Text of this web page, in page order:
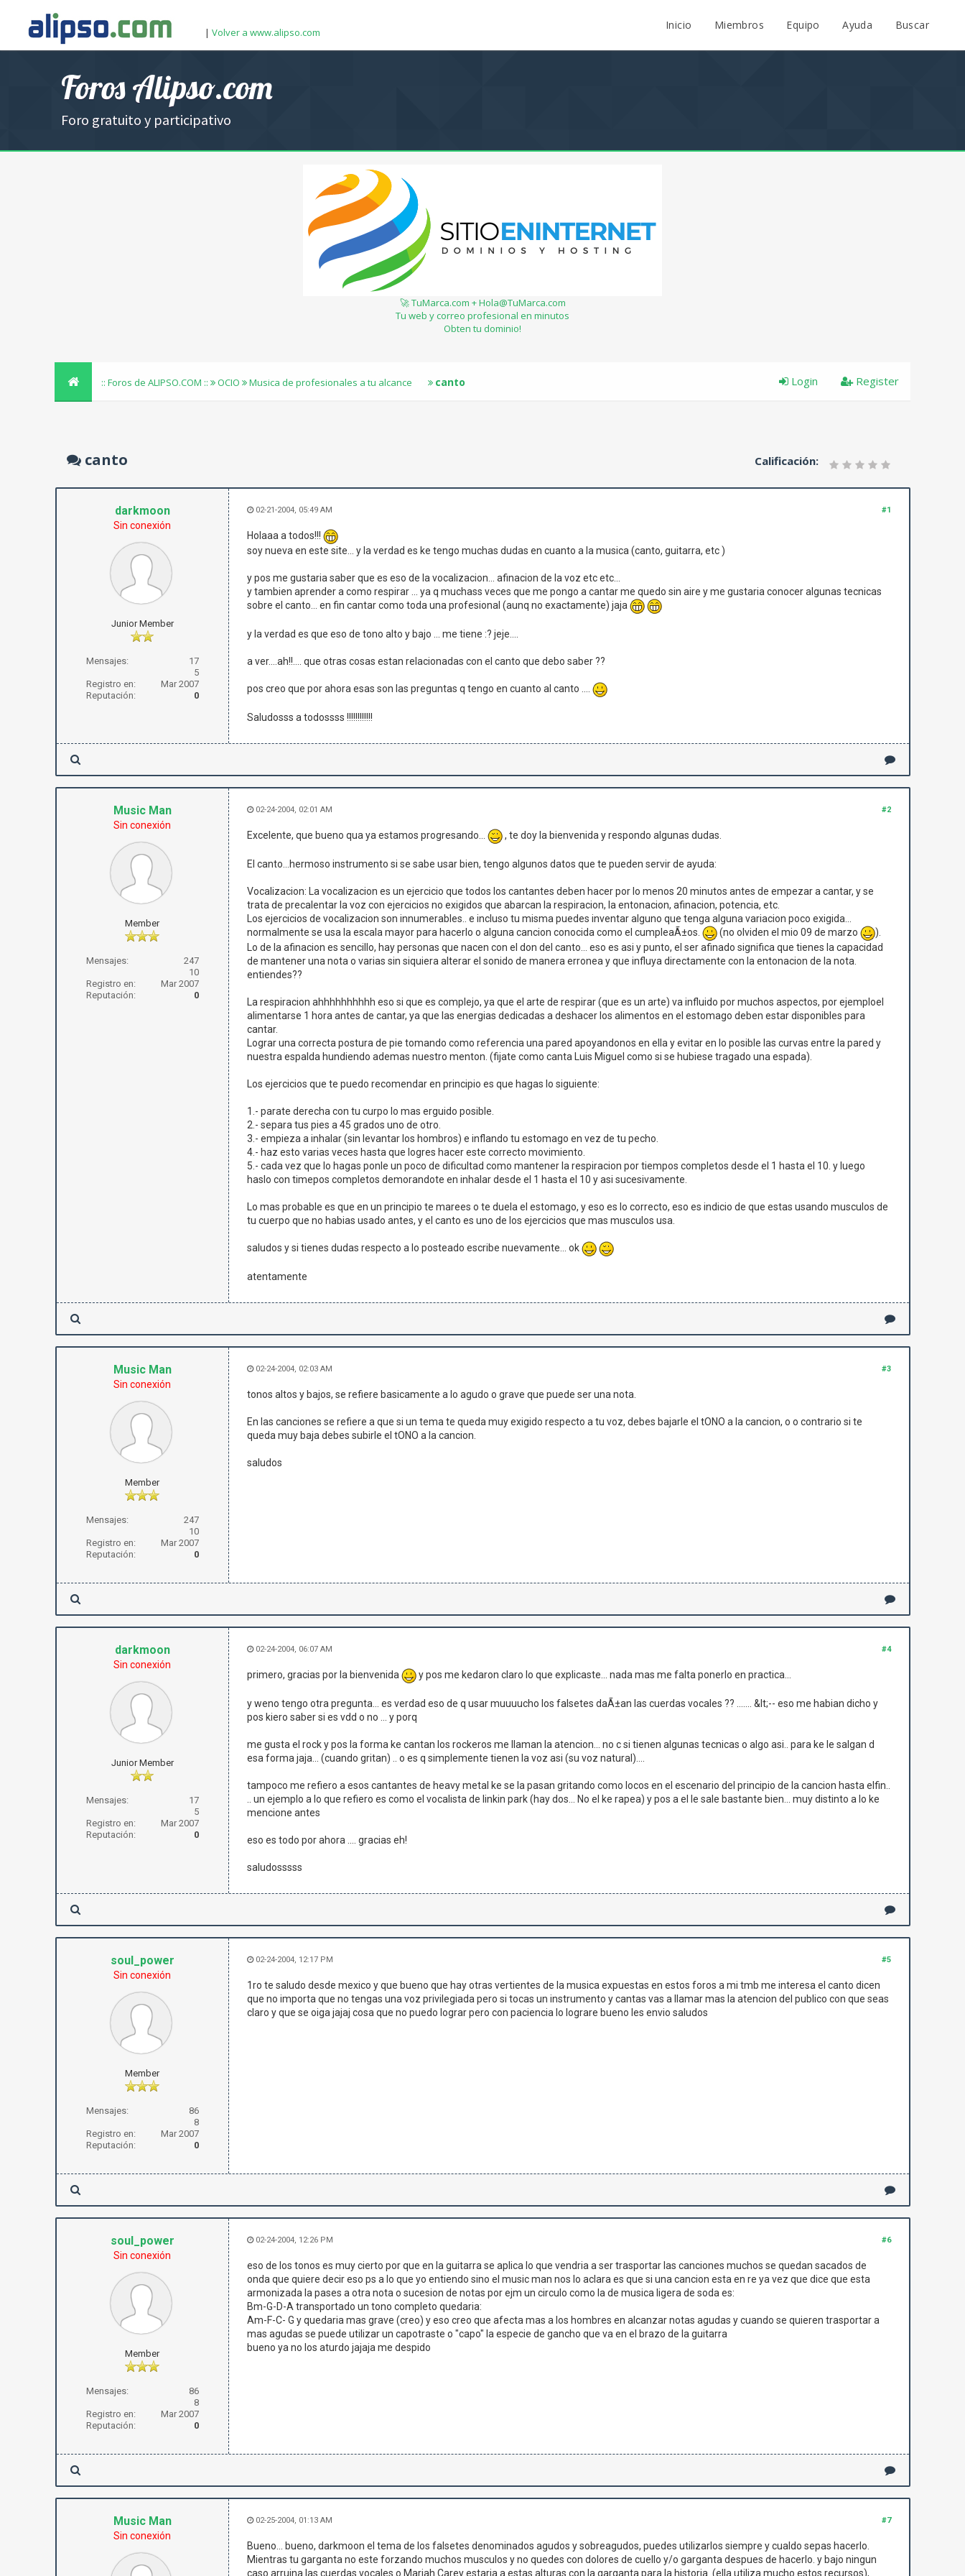
| Volver a www.alipso.com
Inicio Miembros Equipo Ayuda Buscar
Foros Alipso.com
Foro gratuito y participativo
🚀 TuMarca.com + Hola@TuMarca.com
Tu web y correo profesional en minutos
Obten tu dominio!
:: Foros de ALIPSO.COM :: OCIO Musica de profesionales a tu alcance canto Register
Login
Calificación:
canto
darkmoon
Sin conexión
Junior Member
Mensajes:
17
5
Registro en:
Mar 2007
Reputación:
0
#1
02-21-2004, 05:49 AM
Holaaa a todos!!!
soy nueva en este site... y la verdad es ke tengo muchas dudas en cuanto a la musica (canto, guitarra, etc )
y pos me gustaria saber que es eso de la vocalizacion... afinacion de la voz etc etc...
y tambien aprender a como respirar ... ya q muchass veces que me pongo a cantar me quedo sin aire y me gustaria conocer algunas tecnicas
sobre el canto... en fin cantar como toda una profesional (aunq no exactamente) jaja
y la verdad es que eso de tono alto y bajo ... me tiene :? jeje....
a ver....ah!!.... que otras cosas estan relacionadas con el canto que debo saber ??
pos creo que por ahora esas son las preguntas q tengo en cuanto al canto ....
Saludosss a todossss !!!!!!!!!!!!
Music Man
Sin conexión
Member
Mensajes:
247
10
Registro en:
Mar 2007
Reputación:
0
#2
02-24-2004, 02:01 AM
Excelente, que bueno qua ya estamos progresando... , te doy la bienvenida y respondo algunas dudas.
El canto...hermoso instrumento si se sabe usar bien, tengo algunos datos que te pueden servir de ayuda:
Vocalizacion: La vocalizacion es un ejercicio que todos los cantantes deben hacer por lo menos 20 minutos antes de empezar a cantar, y se
trata de precalentar la voz con ejercicios no exigidos que abarcan la respiracion, la entonacion, afinacion, potencia, etc.
Los ejercicios de vocalizacion son innumerables.. e incluso tu misma puedes inventar alguno que tenga alguna variacion poco exigida...
normalmente se usa la escala mayor para hacerlo o alguna cancion conocida como el cumpleaÃ±os.
(no olviden el mio 09 de marzo
).
Lo de la afinacion es sencillo, hay personas que nacen con el don del canto... eso es asi y punto, el ser afinado significa que tienes la capacidad
de mantener una nota o varias sin siquiera alterar el sonido de manera erronea y que influya directamente con la entonacion de la nota.
entiendes??
La respiracion ahhhhhhhhhh eso si que es complejo, ya que el arte de respirar (que es un arte) va influido por muchos aspectos, por ejemploel
alimentarse 1 hora antes de cantar, ya que las energias dedicadas a deshacer los alimentos en el estomago deben estar disponibles para
cantar.
Lograr una correcta postura de pie tomando como referencia una pared apoyandonos en ella y evitar en lo posible las curvas entre la pared y
nuestra espalda hundiendo ademas nuestro menton. (fijate como canta Luis Miguel como si se hubiese tragado una espada).
Los ejercicios que te puedo recomendar en principio es que hagas lo siguiente:
1.- parate derecha con tu curpo lo mas erguido posible.
2.- separa tus pies a 45 grados uno de otro.
3.- empieza a inhalar (sin levantar los hombros) e inflando tu estomago en vez de tu pecho.
4.- haz esto varias veces hasta que logres hacer este correcto movimiento.
5.- cada vez que lo hagas ponle un poco de dificultad como mantener la respiracion por tiempos completos desde el 1 hasta el 10. y luego
haslo con timepos completos demorandote en inhalar desde el 1 hasta el 10 y asi sucesivamente.
Lo mas probable es que en un principio te marees o te duela el estomago, y eso es lo correcto, eso es indicio de que estas usando musculos de
tu cuerpo que no habias usado antes, y el canto es uno de los ejercicios que mas musculos usa.
saludos y si tienes dudas respecto a lo posteado escribe nuevamente... ok
atentamente
Music Man
Sin conexión
Member
Mensajes:
247
10
Registro en:
Mar 2007
Reputación:
0
#3
02-24-2004, 02:03 AM
tonos altos y bajos, se refiere basicamente a lo agudo o grave que puede ser una nota.
En las canciones se refiere a que si un tema te queda muy exigido respecto a tu voz, debes bajarle el tONO a la cancion, o o contrario si te
queda muy baja debes subirle el tONO a la cancion.
saludos
darkmoon
Sin conexión
Junior Member
Mensajes:
17
5
Registro en:
Mar 2007
Reputación:
0
#4
02-24-2004, 06:07 AM
primero, gracias por la bienvenida y pos me kedaron claro lo que explicaste... nada mas me falta ponerlo en practica...
y weno tengo otra pregunta... es verdad eso de q usar muuuucho los falsetes daÃ±an las cuerdas vocales ?? ....... &lt;-- eso me habian dicho y
pos kiero saber si es vdd o no ... y porq
me gusta el rock y pos la forma ke cantan los rockeros me llaman la atencion... no c si tienen algunas tecnicas o algo asi.. para ke le salgan d
esa forma jaja... (cuando gritan) .. o es q simplemente tienen la voz asi (su voz natural)....
tampoco me refiero a esos cantantes de heavy metal ke se la pasan gritando como locos en el escenario del principio de la cancion hasta elfin..
.. un ejemplo a lo que refiero es como el vocalista de linkin park (hay dos... No el ke rapea) y pos a el le sale bastante bien... muy distinto a lo ke
mencione antes
eso es todo por ahora .... gracias eh!
saludosssss
soul_power
Sin conexión
Member
Mensajes:
86
8
Registro en:
Mar 2007
Reputación:
0
#5
02-24-2004, 12:17 PM
1ro te saludo desde mexico y que bueno que hay otras vertientes de la musica expuestas en estos foros a mi tmb me interesa el canto dicen
que no importa que no tengas una voz privilegiada pero si tocas un instrumento y cantas vas a llamar mas la atencion del publico con que seas
claro y que se oiga jajaj cosa que no puedo lograr pero con paciencia lo lograre bueno les envio saludos
soul_power
Sin conexión
Member
Mensajes:
86
8
Registro en:
Mar 2007
Reputación:
0
#6
02-24-2004, 12:26 PM
eso de los tonos es muy cierto por que en la guitarra se aplica lo que vendria a ser trasportar las canciones muchos se quedan sacados de
onda que quiere decir eso ps a lo que yo entiendo sino el music man nos lo aclara es que si una cancion esta en re ya vez que dice que esta
armonizada la pases a otra nota o sucesion de notas por ejm un circulo como la de musica ligera de soda es:
Bm-G-D-A transportado un tono completo quedaria:
Am-F-C- G y quedaria mas grave (creo) y eso creo que afecta mas a los hombres en alcanzar notas agudas y cuando se quieren trasportar a
mas agudas se puede utilizar un capotraste o "capo" la especie de gancho que va en el brazo de la guitarra
bueno ya no los aturdo jajaja me despido
Music Man
Sin conexión
#7
02-25-2004, 01:13 AM
Bueno... bueno, darkmoon el tema de los falsetes denominados agudos y sobreagudos, puedes utilizarlos siempre y cualdo sepas hacerlo.
Mientras tu garganta no este forzando muchos musculos y no quedes con dolores de cuello y/o garganta despues de hacerlo. y bajo ningun
caso arruina las cuerdas vocales o Mariah Carey estaria a estas alturas con la garganta para la historia. (ella utiliza mucho estos recursos),